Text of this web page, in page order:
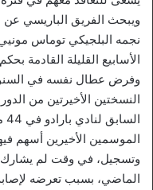
ويبحث الفريق الباريسي
نجمه البلجيكي توماس
الأسابيع القليلة القادمة
وفرض عطال نفسه في
النسختين الأخيرتين من
وتسجيل، في وقت لم يشارك
الماضي، بسبب تعرضه